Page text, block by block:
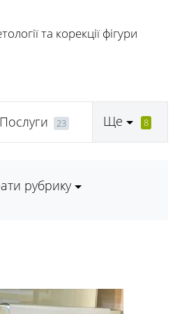
та корекції фігури
Послуги 23 Ще 8
рубрику